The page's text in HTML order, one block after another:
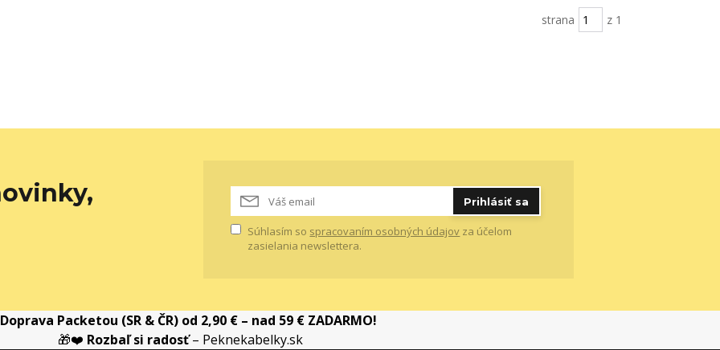
strana z 1
Prihlásiť sa
Súhlasím so spracovaním osobných údajov za účelom
zasielania newslettera.
Doprava Packetou (SR & ČR) od 2,90 € – nad 59 € ZADARMO!
🎁❤️ Rozbaľ si radosť– Peknekabelky.sk